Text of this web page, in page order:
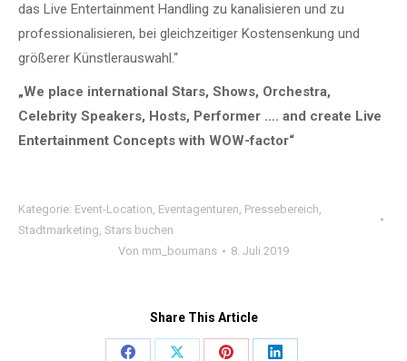
das Live Entertainment Handling zu kanalisieren und zu
professionalisieren, bei gleichzeitiger Kostensenkung und
größerer Künstlerauswahl.“
„We place international Stars, Shows, Orchestra,
Celebrity Speakers, Hosts, Performer …. and create Live
Entertainment Concepts with WOW-factor“
Kategorie: Event-Location, Eventagenturen, Pressebereich,
Stadtmarketing, Stars buchen
Von mm_boumans 8. Juli 2019
Share This Article